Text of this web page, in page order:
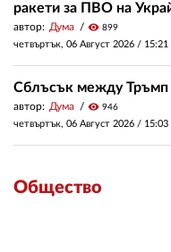
ракети за ПВО на
автор: Дума visibility 899
четвъртък, 06 Август 2026 / 15:21
Сблъсък между Тръмп
автор: Дума visibility 946
четвъртък, 06 Август 2026 / 15:03
Общество